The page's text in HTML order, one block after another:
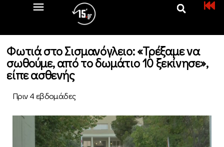
Φωτιά στο Σισμανόγλειο: «Τρέξαμε να
σωθούμε, από το δωμάτιο 10 ξεκίνησε»,
είπε ασθενής
Πριν 4 εβδομάδες